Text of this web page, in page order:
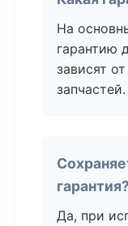
На
гарантию
зависят
запчастей.
гарантия?
Да, при